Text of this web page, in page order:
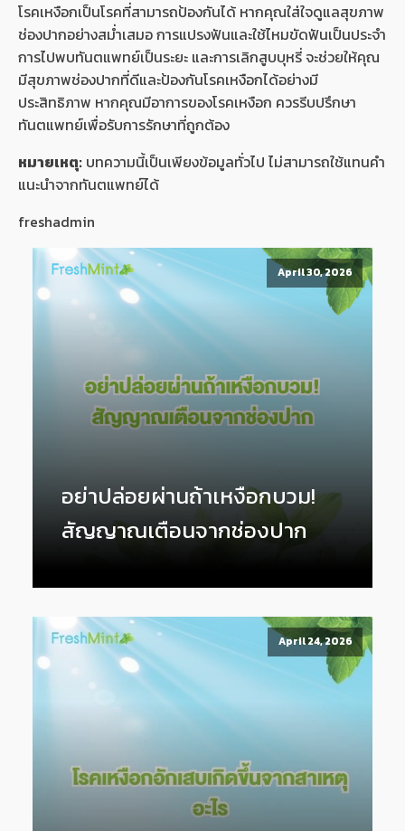
โรคเหงือกเป็นโรคที่สามารถป้องกันได้ หากคุณใส่ใจดูแลสุขภาพ
ช่องปากอย่างสม่ำเสมอ การแปรงฟันและใช้ไหมขัดฟันเป็นประจำ
การไปพบทันตแพทย์เป็นระยะ และการเลิกสูบบุหรี่ จะช่วยให้คุณ
มีสุขภาพช่องปากที่ดีและป้องกันโรคเหงือกได้อย่างมี
ประสิทธิภาพ หากคุณมีอาการของโรคเหงือก ควรรีบปรึกษา
ทันตแพทย์เพื่อรับการรักษาที่ถูกต้อง
หมายเหตุ: บทความนี้เป็นเพียงข้อมูลทั่วไป ไม่สามารถใช้แทนคำ
แนะนำจากทันตแพทย์ได้
freshadmin
April 30, 2026
อย่าปล่อยผ่านถ้าเหงือกบวม!
สัญญาณเตือนจากช่องปาก
April 24, 2026